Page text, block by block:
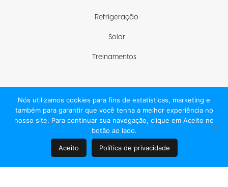
Refrigeração
Solar
Treinamentos
Fique com a gente
Nós utilizamos cookies para fins de estatísticas, marketing e
também para garantir que você tenha a melhor experiência no
nosso site. Para continuar sua navegação, clique em Aceito no
botão ao lado.
Aceito Política de privacidade